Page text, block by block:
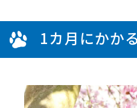
1カ月にかか